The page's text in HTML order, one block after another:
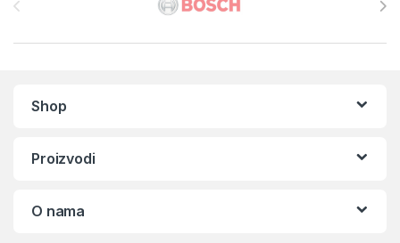
Shop
Proizvodi
O nama